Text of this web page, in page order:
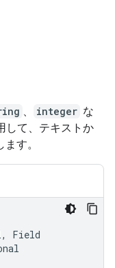
、 integer な
して、テキストか
す。
,
Field